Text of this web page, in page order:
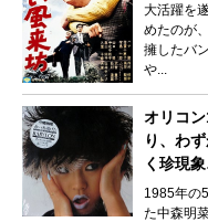
大活躍を
めたのが
擁したバ
や...
オリコ
り、わ
く珍現
1985年の
た中森明